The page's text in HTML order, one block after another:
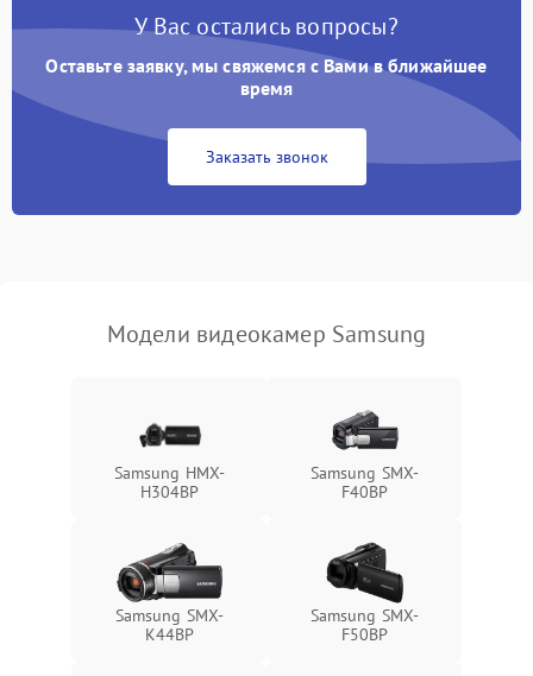
Плохое качество
2500 ₽ Подробнее →
Не работает зум Подробнее →
Не работает стабилизация
У Вас остались вопросы?
Оставьте заявку, мы свяжемся с Вами в ближайшее
время
Заказать звонок
Модели видеокамер Samsung
Samsung HMX-
H304BP
Samsung SMX-
F40BP
Samsung SMX-
K44BP
Samsung SMX-
F50BP